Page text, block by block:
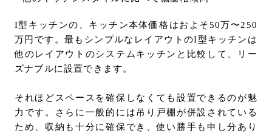
I型キッチンの、キッチン本体価格はおよそ50万〜250
万円です。最もシンプルなレイアウトのI型キッチンは
他のレイアウトのシステムキッチンと比較して、リー
ズナブルに設置できます。
それほどスペースを確保しなくても設置できるのが魅
力です。さらに一般的には吊り戸棚が併設されている
ため、収納も十分に確保でき、使い勝手も申し分あり